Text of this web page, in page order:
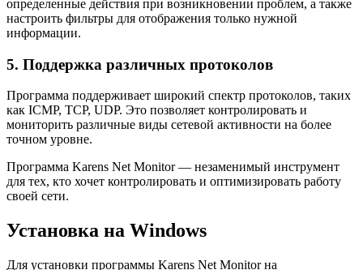
определенные действия при возникновении проблем, а также
настроить фильтры для отображения только нужной
информации.
5. Поддержка различных протоколов
Программа поддерживает широкий спектр протоколов, таких
как ICMP, TCP, UDP. Это позволяет контролировать и
мониторить различные виды сетевой активности на более
точном уровне.
Программа Karens Net Monitor — незаменимый инструмент
для тех, кто хочет контролировать и оптимизировать работу
своей сети.
Установка на Windows
Для установки программы Karens Net Monitor на